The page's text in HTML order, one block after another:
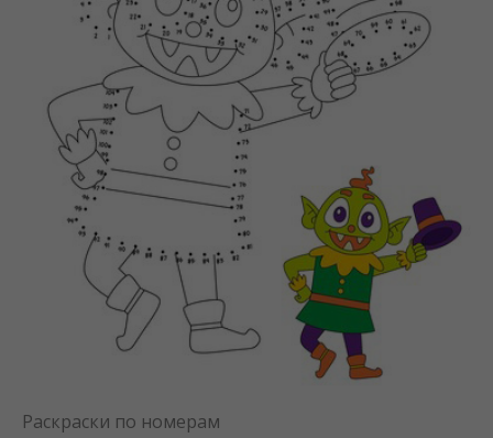
Раскраски по номерам